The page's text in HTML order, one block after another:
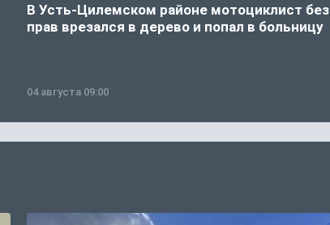
В Усть-Цилемском районе мотоциклист без
прав врезался в дерево и попал в больницу
04 августа 09:00